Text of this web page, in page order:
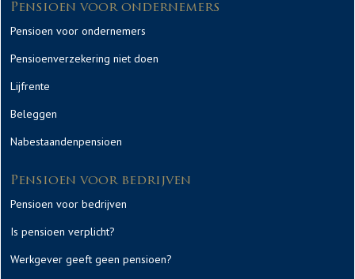
Pensioen voor ondernemers
Pensioen voor ondernemers
Pensioenverzekering niet doen
Lijfrente
Beleggen
Nabestaandenpensioen
Pensioen voor bedrijven
Pensioen voor bedrijven
Is pensioen verplicht?
Werkgever geeft geen pensioen?